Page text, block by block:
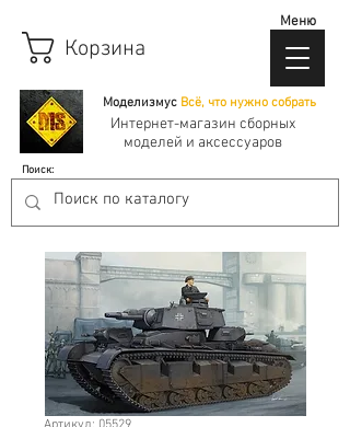
Моделизмус Всё, что нужно собрать
Корзина
Интернет-магазин сборных
моделей и аксессуаров
Поиск:
Меню